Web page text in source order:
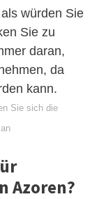
würden Sie
Sie zu
daran,
da
kann.
Sie sich die
Azoren?